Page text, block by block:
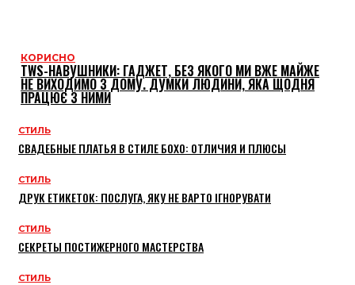
КОРИСНО
TWS-НАВУШНИКИ: ГАДЖЕТ, БЕЗ ЯКОГО МИ ВЖЕ МАЙЖЕ
НЕ ВИХОДИМО З ДОМУ. ДУМКИ ЛЮДИНИ, ЯКА ЩОДНЯ
ПРАЦЮЄ З НИМИ
СТИЛЬ
СВАДЕБНЫЕ ПЛАТЬЯ В СТИЛЕ БОХО: ОТЛИЧИЯ И ПЛЮСЫ
СТИЛЬ
ДРУК ЕТИКЕТОК: ПОСЛУГА, ЯКУ НЕ ВАРТО ІГНОРУВАТИ
СТИЛЬ
СЕКРЕТЫ ПОСТИЖЕРНОГО МАСТЕРСТВА
СТИЛЬ